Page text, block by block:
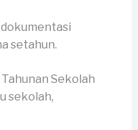
setahun.
Sekolah
sekolah,